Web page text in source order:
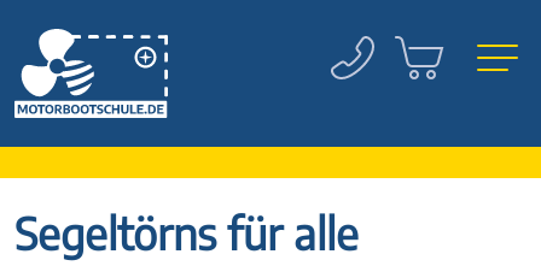
Segeltörns für alle